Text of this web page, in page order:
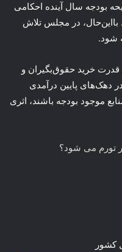
بودجه سال آینده احکامی
در مجلس تلاش
شود.
قدرت خرید حقوق‌بگیران و
دهک‌های پایین درآمدی
موجود بودجه باشند، اثری
کشور